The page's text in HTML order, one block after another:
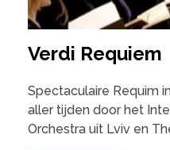
Verdi Requiem
Spectaculaire Requim
aller tijden door het
Orchestra uit Lviv en